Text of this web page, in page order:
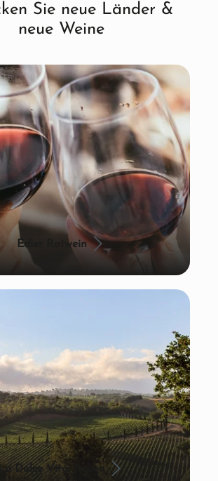
Sie neue Länder &
neue Weine
Edler Rotwein
La Dolce Vita: Italien